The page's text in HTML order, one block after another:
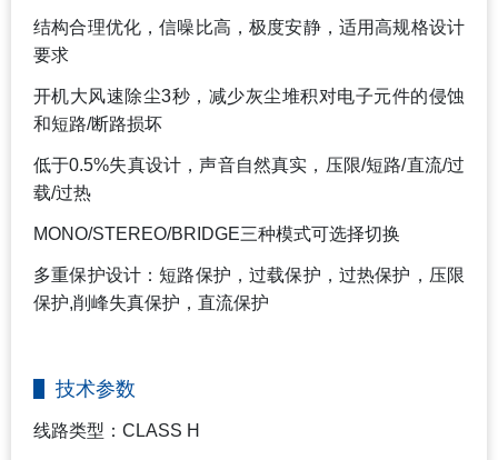
结构合理优化，信噪比高，极度安静，适用高规格设计
要求
开机大风速除尘3秒，减少灰尘堆积对电子元件的侵蚀
和短路/断路损坏
低于0.5%失真设计，声音自然真实，压限/短路/直流/过
载/过热
MONO/STEREO/BRIDGE三种模式可选择切换
多重保护设计：短路保护，过载保护，过热保护，压限
保护,削峰失真保护，直流保护
技术参数
线路类型：CLASS H